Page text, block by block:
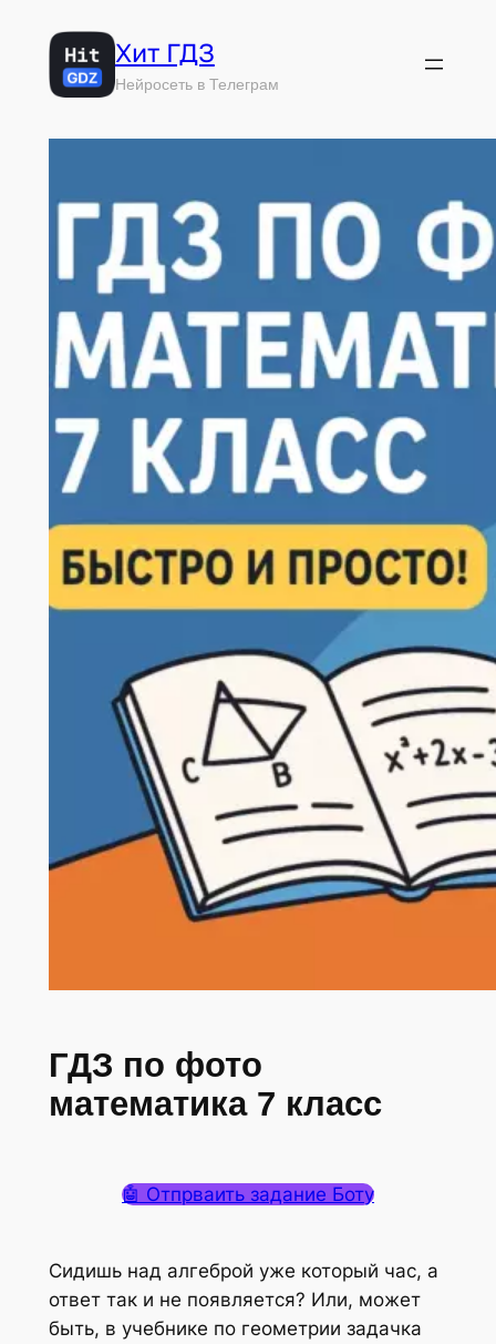
содержимому
Хит ГДЗ
Нейросеть в Телеграм
ГДЗ по фото
математика 7 класс
🤖 Отпрваить задание Боту
Сидишь над алгеброй уже который час, а
ответ так и не появляется? Или, может
быть, в учебнике по геометрии задачка